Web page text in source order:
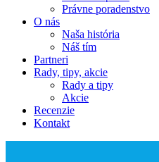
Právne poradenstvo
O nás
Naša história
Náš tím
Partneri
Rady, tipy, akcie
Rady a tipy
Akcie
Recenzie
Kontakt